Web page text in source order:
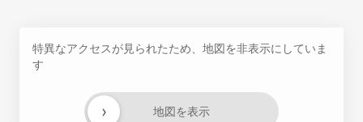
特異なアクセスが見られたため、地図を非表示にしていま
す
地図を表示
›